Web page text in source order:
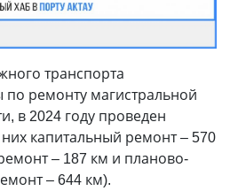
транспорта
ремонту магистральной
в 2024 году проведен
капитальный ремонт – 570
– 187 км и планово-
– 644 км).